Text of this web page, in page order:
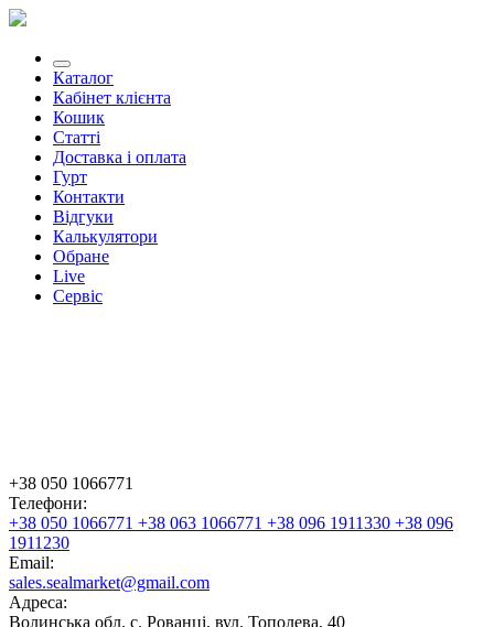
Каталог
Кабінет клієнта
Кошик
Статті
Доставка і оплата
Гурт
Контакти
Відгуки
Калькулятори
Обране
Live
Сервіс
+38 050 1066771
Телефони:
+38 050 1066771 +38 063 1066771 +38 096 1911330 +38 096
1911230
Email:
sales.sealmarket@gmail.com
Адреса:
Волинська обл. с. Рованці, вул. Тополева, 40